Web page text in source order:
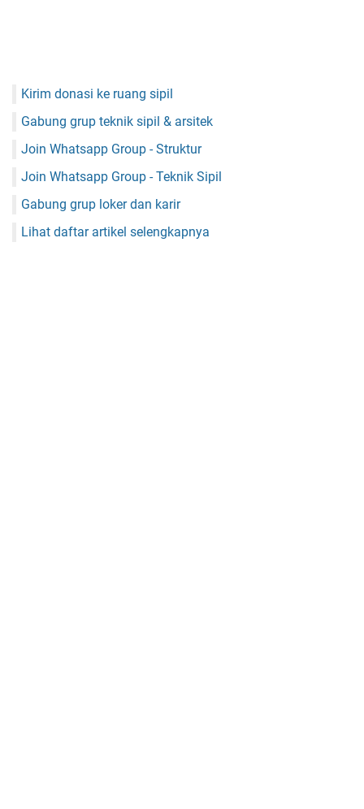
Kirim donasi ke ruang sipil
Gabung grup teknik sipil & arsitek
Join Whatsapp Group - Struktur
Join Whatsapp Group - Teknik Sipil
Gabung grup loker dan karir
Lihat daftar artikel selengkapnya